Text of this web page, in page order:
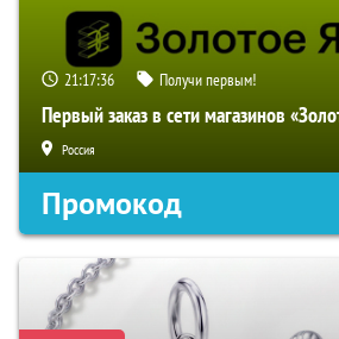
21:17:35 Получи первым!
Первый заказ в сети магазинов
Россия
Промокод